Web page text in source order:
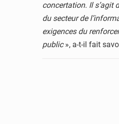
concertation. Il s’agit
du secteur de
exigences du
public», a-t-il fait